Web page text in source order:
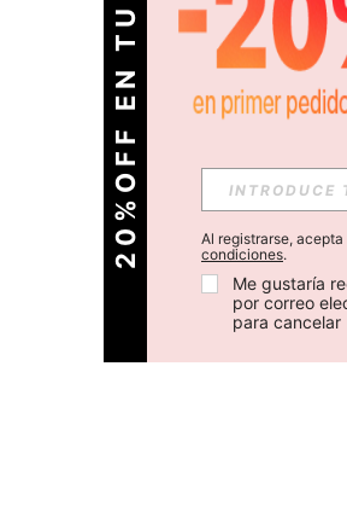
2
0
%
O
F
F
E
N
T
U
P
R
I
M
E
R
P
E
D
I
D
Al registrarse,
condiciones.
Me gustaría
por correo
para cancelar